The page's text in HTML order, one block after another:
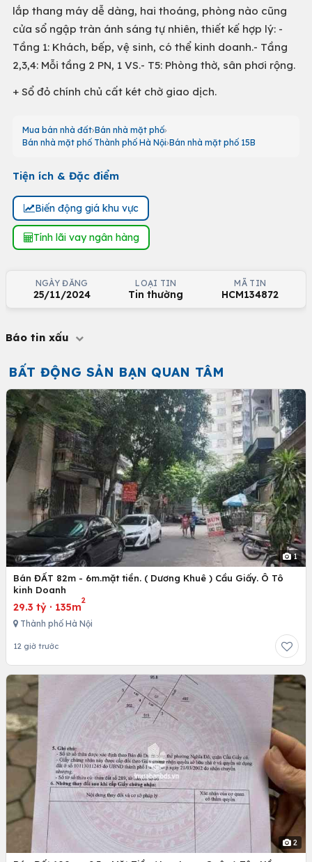
lắp thang máy dễ dàng, hai thoáng, phòng nào cũng
cửa sổ ngập tràn ánh sáng tự nhiên, thiết kế hợp lý: -
Tầng 1: Khách, bếp, vệ sinh, có thể kinh doanh.- Tầng
2,3,4: Mỗi tầng 2 PN, 1 VS.- T5: Phòng thờ, sân phơi rộng.
+ Sổ đỏ chính chủ cất két chờ giao dịch.
Mua bán nhà đất Bán nhà mặt phố
Bán nhà mặt phố Thành phố Hà Nội Bán nhà mặt phố 15B
Tiện ích & Đặc điểm
Biến động giá khu vực
Tính lãi vay ngân hàng
NGÀY ĐĂNG
25/11/2024
LOẠI TIN
Tin thường
MÃ TIN
HCM134872
Báo tin xấu
BẤT ĐỘNG SẢN BẠN QUAN TÂM
1
Bán ĐẤT 82m - 6m.mặt tiền. ( Dương Khuê ) Cầu Giấy. Ô Tô
kinh Doanh
29.3 tỷ · 135m
2
Thành phố Hà Nội
12 giờ trước
2